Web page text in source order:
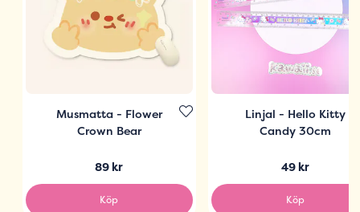
Musmatta - Flower
Crown Bear
89 kr
Köp
Linjal - Hello Kitty
Candy 30cm
49 kr
Köp